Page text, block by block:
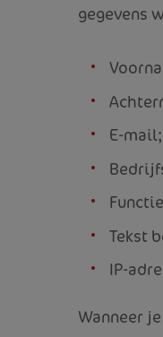
gegevens
E-mail;
Tekst
IP-
Wanneer